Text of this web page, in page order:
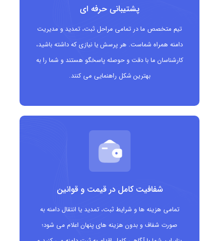
پشتیبانی از برندینگ محلی: دامنه‌ای کوتاه و معتبر برای توسعه
برندهای مرتبط با ایرلند.
محدودیت‌های ثبت باعث کاهش ثبت‌های بی‌هدف و دامنه‌های
مناسب چه کسانی است؟
شرکت‌ها و کسب‌وکارهای فعال در ایرلند یا بازارهای مرتبط با این
افراد و سازمان‌هایی که به دنبال دامنه‌ای معتبر و رسمی در ایرلند
وب‌سایت‌های محلی، فروشگاه‌ها، خدمات و نهادهای دولتی و
خصوصی ایرلند
پشتیبانی حرفه ای
تیم متخصص ما در تمامی مراحل ثبت، تمدید و مدیریت
دامنه همراه شماست. هر پرسش یا نیازی که داشته باشید،
کارشناسان ما با دقت و حوصله پاسخگو هستند و شما را به
بهترین شکل راهنمایی می کنند.
شفافیت کامل در قیمت و قوانین
تمامی هزینه ها و شرایط ثبت، تمدید یا انتقال دامنه به
صورت شفاف و بدون هزینه های پنهان اعلام می شود؛